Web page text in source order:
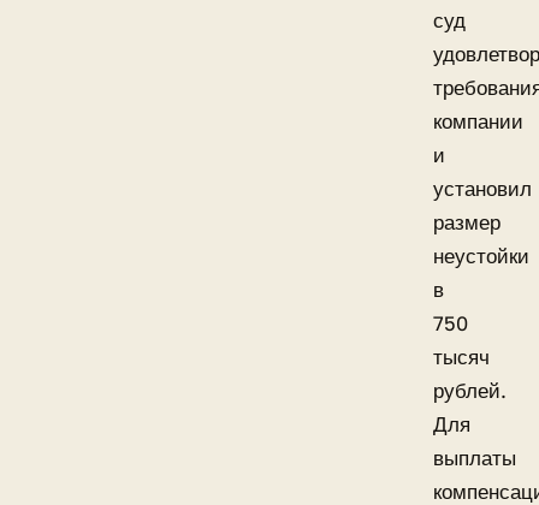
суд
компании
и
установил
размер
неустойки
в
750
тысяч
рублей.
Для
выплаты